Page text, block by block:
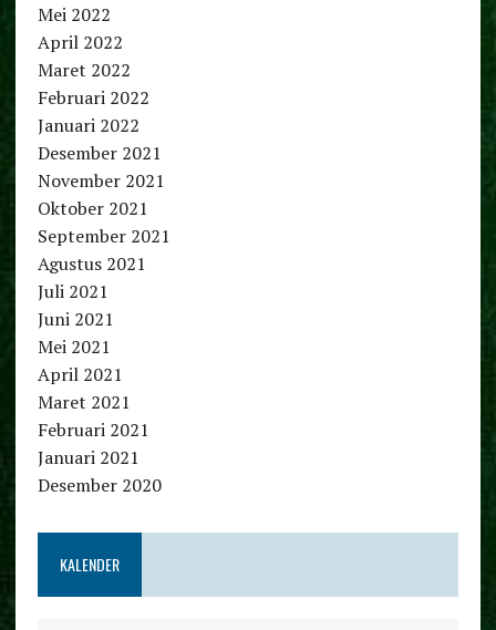
Mei 2022
April 2022
Maret 2022
Februari 2022
Januari 2022
Desember 2021
November 2021
Oktober 2021
September 2021
Agustus 2021
Juli 2021
Juni 2021
Mei 2021
April 2021
Maret 2021
Februari 2021
Januari 2021
Desember 2020
KALENDER